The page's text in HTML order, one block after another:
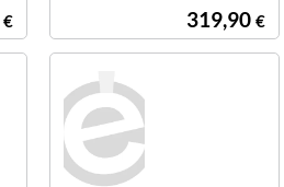
€ 319,90 €